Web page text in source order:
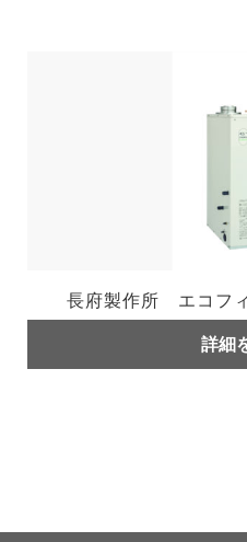
長府製作所 エコフ
詳細